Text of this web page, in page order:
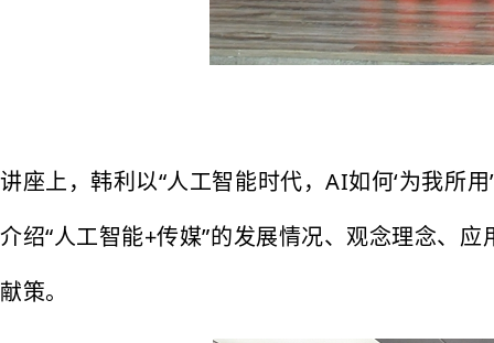
讲座上，韩利以“人工智能时代，AI如何‘为我所
介绍“人工智能+传媒”的发展情况、观念理念、
献策。